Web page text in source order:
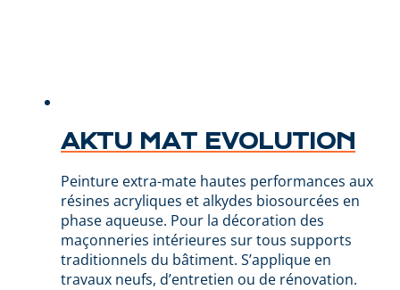
AKTU MAT EVOLUTION
Peinture extra-mate hautes performances aux
résines acryliques et alkydes biosourcées en
phase aqueuse. Pour la décoration des
maçonneries intérieures sur tous supports
traditionnels du bâtiment. S’applique en
travaux neufs, d’entretien ou de rénovation.